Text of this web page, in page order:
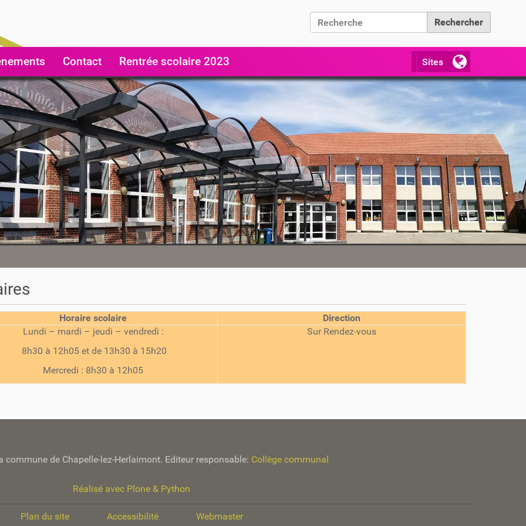
Chercher par
Contact Rentrée scolaire 2023
Horaire scolaire
Direction
Lundi – mardi – jeudi – vendredi :
8h30 à 12h05 et de 13h30 à 15h20
Mercredi : 8h30 à 12h05
Sur Rendez-vous
commune de Chapelle-lez-Herlaimont. Editeur responsable: Collège communal
Réalisé avec Plone & Python
Plan du site Accessibilité Webmaster